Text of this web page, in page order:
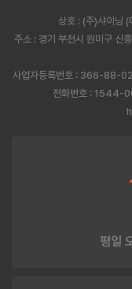
상호 : (주)샤이닝
주소 : 경기 부천시 원미구 신
사업자등록번호 : 366-88-
전화번호 : 1544-
평일